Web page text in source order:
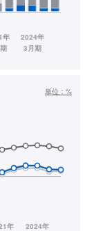
単位： %